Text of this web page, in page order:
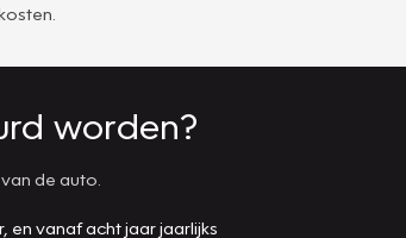
worden?
de auto.
en vanaf acht jaar jaarlijks